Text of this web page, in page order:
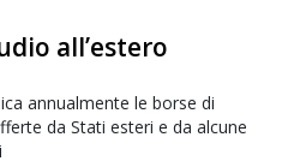
all’estero
annualmente le borse di
da Stati esteri e da alcune